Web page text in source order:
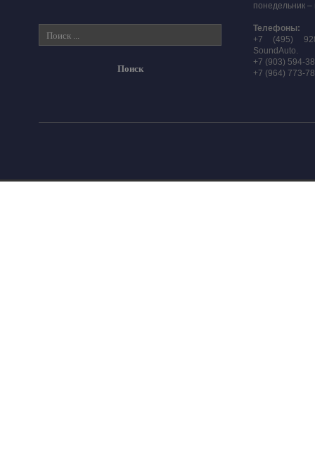
понедельник –
Телефоны:
+7 (495)
SoundAuto.
+7 (903) 594-
+7 (964) 773-